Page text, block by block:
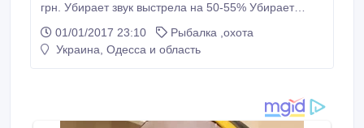
грн. Убирает звук выстрела на 50-55% Убирает
суток. Имеет большой ресурс - не нужно боятся что
глушитель выйдет из строя. Самый популярный
01/01/2017 23:10
Рыбалка ,охота
Украина, Одесса и область